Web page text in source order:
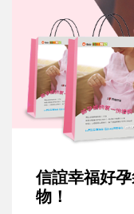
信誼幸福好
物！